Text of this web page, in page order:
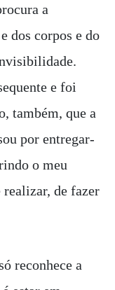
a
dos corpos e do
e foi
também, que a
por entregar-
o meu
de fazer
reconhece a